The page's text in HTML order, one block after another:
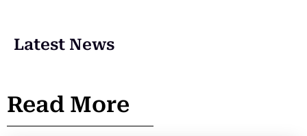
Latest News
Read More